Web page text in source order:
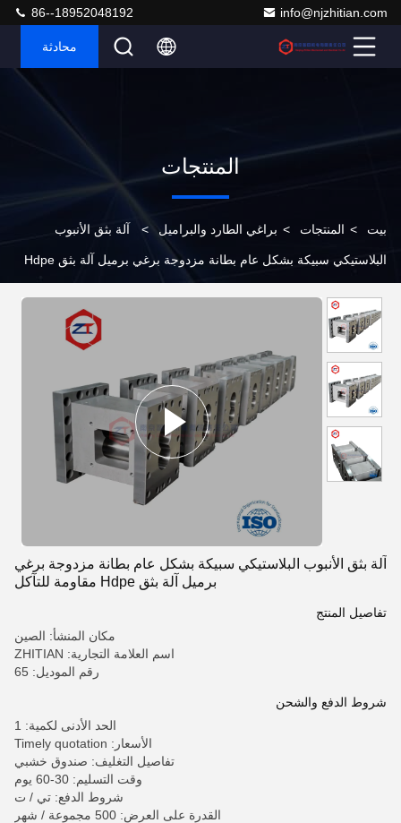
info@njzhitian.com
86--18952048192
محادثة
المنتجات
بيت > المنتجات > براغي الطارد والبراميل > آلة بثق الأنبوب
البلاستيكي سبيكة بشكل عام بطانة مزدوجة برغي برميل آلة بثق Hdpe
آلة بثق الأنبوب البلاستيكي سبيكة بشكل عام بطانة مزدوجة برغي
برميل آلة بثق Hdpe مقاومة للتآكل
تفاصيل المنتج
مكان المنشأ: الصين
اسم العلامة التجارية: ZHITIAN
رقم الموديل: 65
شروط الدفع والشحن
الحد الأدنى لكمية: 1
الأسعار: Timely quotation
تفاصيل التغليف: صندوق خشبي
وقت التسليم: 30-60 يوم
شروط الدفع: تي / ت
القدرة على العرض: 500 مجموعة / شهر